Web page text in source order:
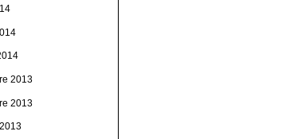
2013
2013